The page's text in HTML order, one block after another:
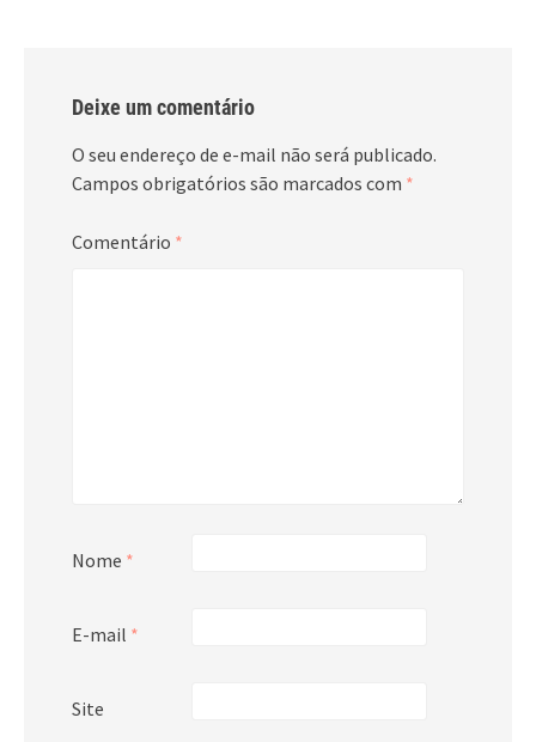
Deixe um comentário
O seu endereço de e-mail não será publicado.
Campos obrigatórios são marcados com *
Comentário *
Nome *
E-mail *
Site